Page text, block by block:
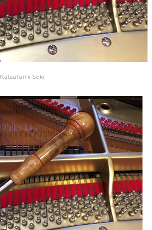
Katsufumi Seki